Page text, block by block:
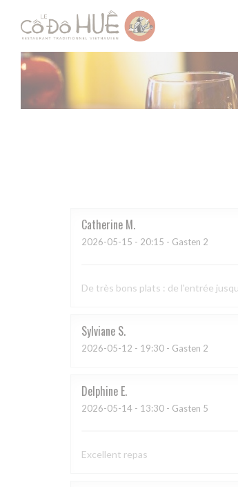
Catherine M
2026-05-15 - 20:15 - Gasten 2
De très bons plats : de l'entrée
Sylviane S
2026-05-12 - 19:30 - Gasten 2
Delphine E
2026-05-14 - 13:30 - Gasten 5
Excellent repas